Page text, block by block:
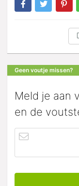
Geen voutje missen?
Meld je aan
en de